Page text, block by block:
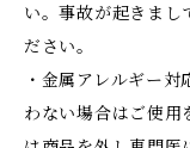
い。事故が起きまし
ださい。
・金属アレルギー
わない場合はご使用